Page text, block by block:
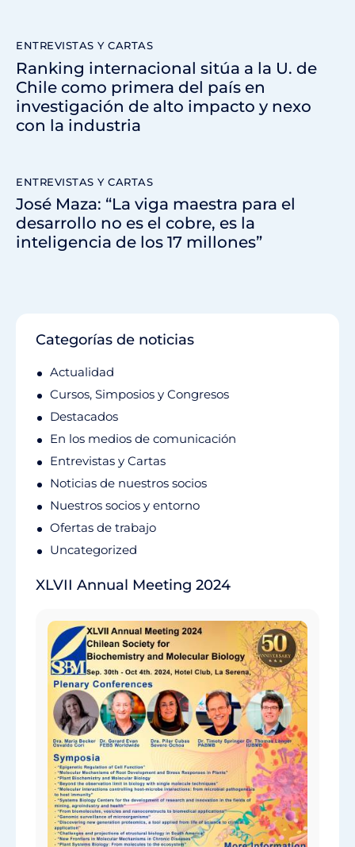
ENTREVISTAS Y CARTAS
Ranking internacional sitúa a la U. de
Chile como primera del país en
investigación de alto impacto y nexo
con la industria
ENTREVISTAS Y CARTAS
José Maza: “La viga maestra para el
desarrollo no es el cobre, es la
inteligencia de los 17 millones”
Categorías de noticias
Actualidad
Cursos, Simposios y Congresos
Destacados
En los medios de comunicación
Entrevistas y Cartas
Noticias de nuestros socios
Nuestros socios y entorno
Ofertas de trabajo
Uncategorized
XLVII Annual Meeting 2024